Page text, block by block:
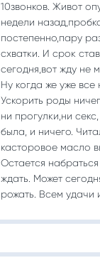
10звонков. Живот
недели
постепенно,пару
схватки. И срок
сегодня,вот жду не
Ну когда же уже все
Ускорить роды
ни прогулки,ни
была, и ничего.
касторовое масло
Остается
ждать. Может
рожать. Всем удачи